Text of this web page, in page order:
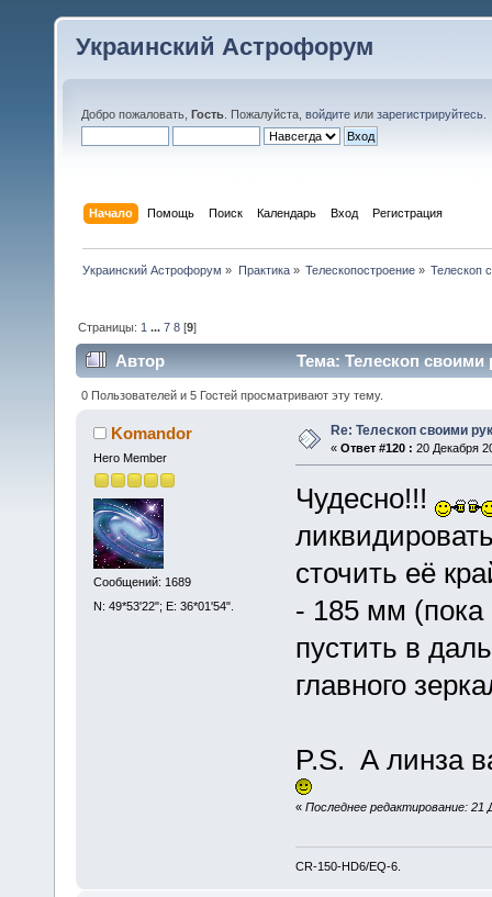
Украинский Астрофорум
Добро пожаловать, Гость . Пожалуйста, войдите или зарегистрируйтесь
Начало Помощь Поиск Календарь Вход Регистрация
Украинский Астрофорум » Практика» Телескопостроение» Телескоп
Страницы: 1 ...7 8 [9]
Автор Тема: Телескоп своими
0 Пользователей и 5 Гостей просматривают эту тему.
Komandor
Hero Member
Сообщений: 1689
N: 49*53'22"; E: 36*01'54".
Re: Телескоп своими
« Ответ #120 : 20 Декабря
Чудесно!!!
сточить её
- 185 мм (пока
пустить в
главного
P.S. А линза
« Последнее редактирование: 21
CR-150-HD6/EQ-6.